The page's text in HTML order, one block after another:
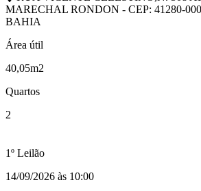
MARECHAL RONDON - CEP: 41280-
BAHIA
Área útil
40,05m2
Quartos
2
1º Leilão
14/09/2026 às 10:00